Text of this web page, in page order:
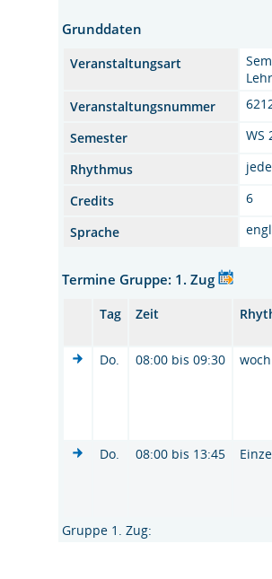
Grunddaten
Veranstaltungsart
Veranstaltungsnummer
Semester
WS
Rhythmus
Credits
6
Sprache
Termine Gruppe: 1. Zug
Tag Zeit
Do. 08:00 bis 09:30 woch
Do. 08:00 bis 13:45
Gruppe 1. Zug: